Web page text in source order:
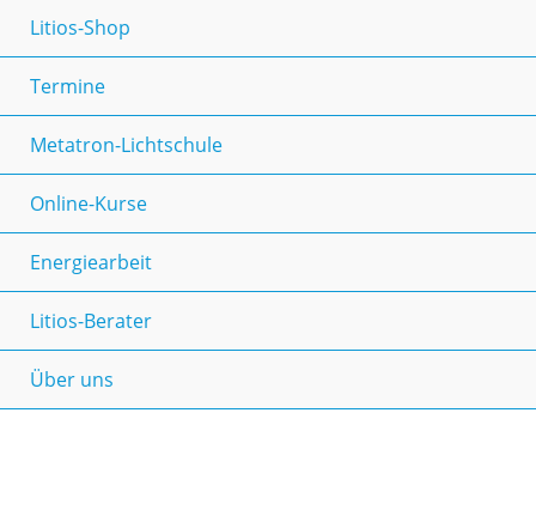
Litios-Shop
Termine
Metatron-Lichtschule
Online-Kurse
Energiearbeit
Litios-Berater
Über uns